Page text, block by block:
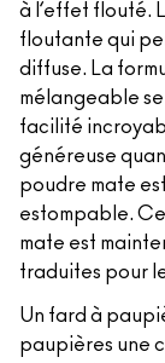
à l’effet flouté.
floutante qui
diffuse. La
mélangeable
facilité
généreuse
poudre mate
estompable.
mate est
traduites pour
Un fard à
paupières une